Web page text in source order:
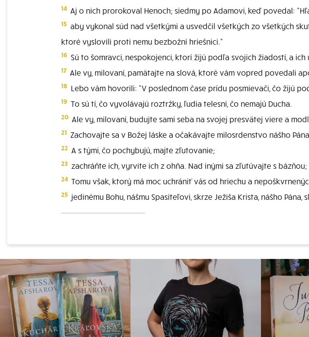
14 Aj o nich prorokoval Henoch; siedmy po Adamovi, keď povedal:
15 aby vykonal súd nad všetkými a usvedčil všetkých zo všetkých
ktoré vyslovili proti nemu bezbožní hriešnici."
16 Sú to šomravci, nespokojenci, ktorí žijú podľa svojich žiadostí, a
17 Ale vy, milovaní, pamätajte na slová, ktoré vám vopred povedali
18 Lebo vám hovorili: "V poslednom čase prídu posmievači, čo žijú
19 To sú tí, čo vyvolávajú roztržky, ľudia telesní, čo nemajú Ducha.
20 Ale vy, milovaní, budujte sami seba na svojej presvätej viere a
21 Zachovajte sa v Božej láske a očakávajte milosrdenstvo nášho
22 A s tými, čo pochybujú, majte zľutovanie;
23 zachráňte ich, vyrvite ich z ohňa. Nad inými sa zľutúvajte s
24 Tomu však, ktorý má moc uchrániť vás od hriechu a
25 jedinému Bohu, nášmu Spasiteľovi, skrze Ježiša Krista, nášho